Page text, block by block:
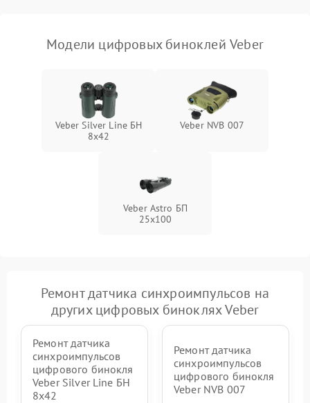
Модели цифровых биноклей Veber
Veber Silver Line БН
8x42
Veber NVB 007
Veber Astro БП
25x100
Ремонт датчика синхроимпульсов на
других цифровых биноклях Veber
Ремонт датчика
синхроимпульсов
цифрового бинокля
Veber Silver Line БН
8x42
Ремонт датчика
синхроимпульсов
цифрового бинокля
Veber NVB 007